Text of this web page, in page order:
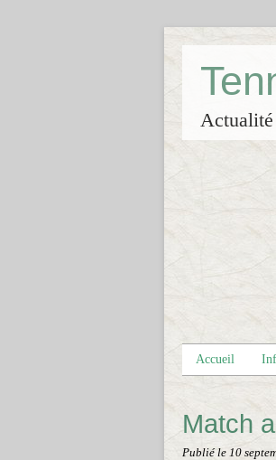
Actualité
Accueil
Match
Publié le 10